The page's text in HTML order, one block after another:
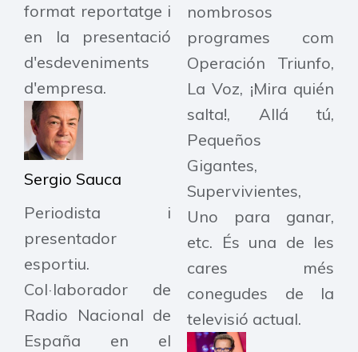
format reportatge i
en la presentació
d'esdeveniments
d'empresa.
Sergio Sauca
Periodista i
presentador
esportiu.
Col·laborador de
Radio Nacional de
España en el
nombrosos
programes com
Operación Triunfo,
La Voz, ¡Mira quién
salta!, Allá tú,
Pequeños
Gigantes,
Supervivientes,
Uno para ganar,
etc. És una de les
cares més
conegudes de la
televisió actual.